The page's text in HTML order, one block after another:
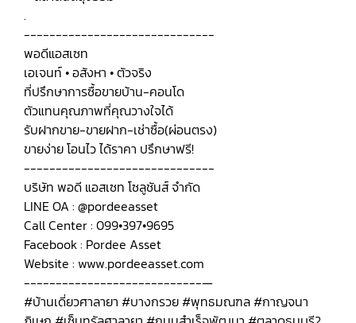
.
------------------------------
พอดีแอสเซท
เอเจนท์ • อสังหา • ตัวจริง
ที่ปรึกษาการซื้อขายบ้าน-คอนโด
ตัวแทนคุณภาพที่คุณวางใจได้
รับฝากขาย-ขายฝาก-เช่าซื้อ(ผ่อนตรง)
ขายง่าย โอนไว ได้ราคา ปรึกษาฟรี!
------------------------------
บริษัท พอดี แอสเซท โซลูชันส์ จำกัด
LINE OA : @pordeeasset
Call Center : 099•397•9695
Facebook : Pordee Asset
Website : www.pordeeasset.com
----------------------------—
#บ้านเดี่ยวศาลายา #บางกรวย #พุทธมณฑล #กาญจนา